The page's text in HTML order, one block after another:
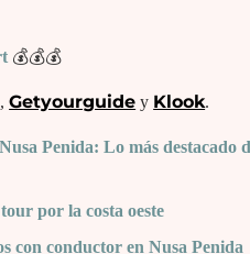
💰💰💰
,Getyourguide y Klook.
Penida: Lo más destacado
por la costa oeste
con conductor en Nusa Penida